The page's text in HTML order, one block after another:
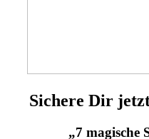
Sichere Dir
„7 magische